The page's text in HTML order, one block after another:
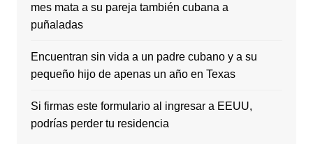
mes mata a su pareja también cubana a
puñaladas
Encuentran sin vida a un padre cubano y a su
pequeño hijo de apenas un año en Texas
Si firmas este formulario al ingresar a EEUU,
podrías perder tu residencia